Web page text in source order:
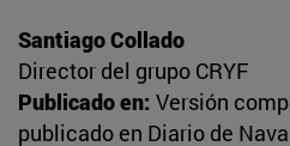
Santiago Collado
Director del grupo CRYF
Publicado en: Versión
publicado en Diario de